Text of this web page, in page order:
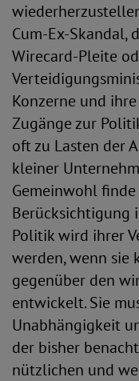
Cum-Ex-Skandal,
Wirecard-Pleite
Konzerne und
Zugänge zur
oft zu Lasten der
kleiner
Gemeinwohl
Berücksichtigung
Politik wird ihrer
werden, wenn sie
gegenüber den
entwickelt. Sie
Unabhängigkeit
der bisher
nützlichen und